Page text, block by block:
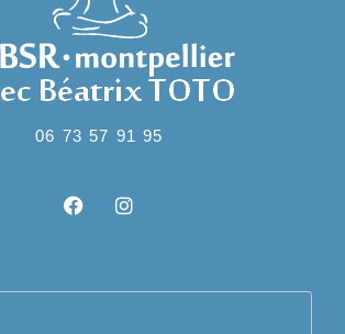
06 73 57 91 95